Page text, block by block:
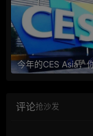
评论抢沙发